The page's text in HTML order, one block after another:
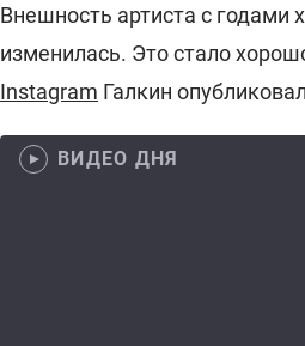
Внешность артиста с годами
изменилась. Это стало
Instagram Галкин
ВИДЕО ДНЯ